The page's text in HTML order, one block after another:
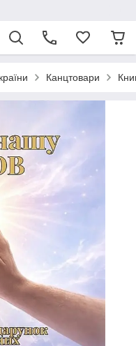
Канцтовари